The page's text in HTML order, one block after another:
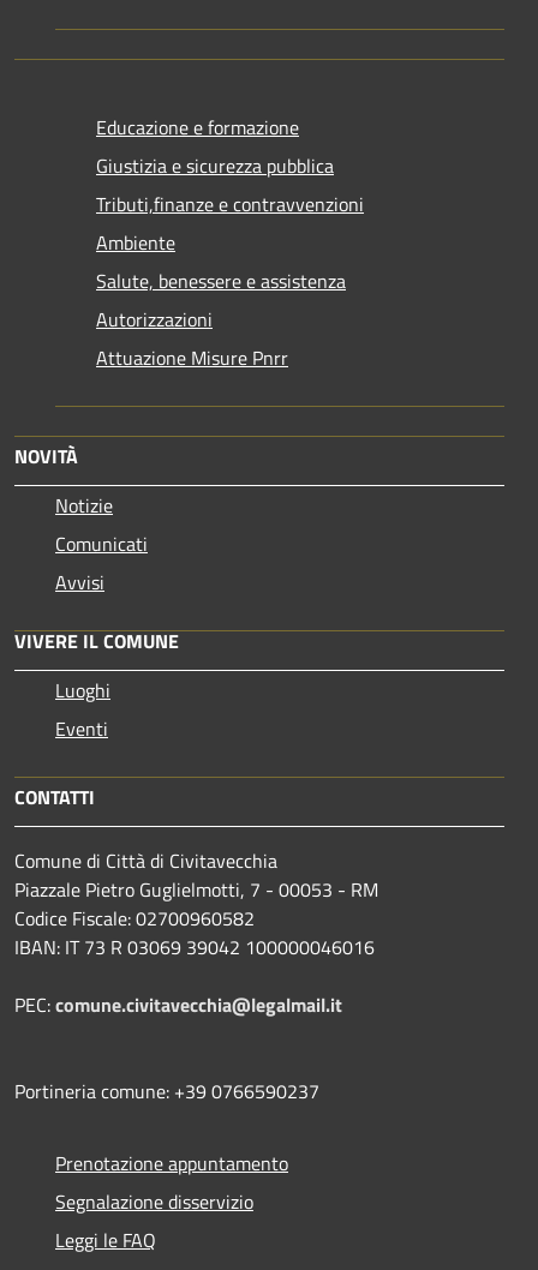
Educazione e formazione
Giustizia e sicurezza pubblica
Tributi,finanze e contravvenzioni
Ambiente
Salute, benessere e assistenza
Autorizzazioni
Attuazione Misure Pnrr
NOVITÀ
Notizie
Comunicati
Avvisi
VIVERE IL COMUNE
Luoghi
Eventi
CONTATTI
Comune di Città di Civitavecchia
Piazzale Pietro Guglielmotti, 7 - 00053 - RM
Codice Fiscale: 02700960582
IBAN: IT 73 R 03069 39042 100000046016
PEC:comune.civitavecchia@legalmail.it
Portineria comune: +39 0766590237
Prenotazione appuntamento
Segnalazione disservizio
Leggi le FAQ